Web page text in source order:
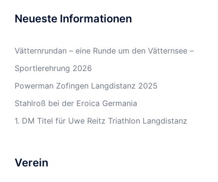
Neueste Informationen
Vätternrundan – eine Runde um den Vätternsee –
Sportlerehrung 2026
Powerman Zofingen Langdistanz 2025
Stahlroß bei der Eroica Germania
1. DM Titel für Uwe Reitz Triathlon Langdistanz
Verein